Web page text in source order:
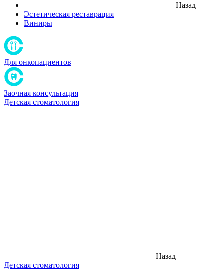
Назад
Эстетическая реставрация
Виниры
Для онкопациентов
Заочная консультация
Детская стоматология
Назад
Детская стоматология